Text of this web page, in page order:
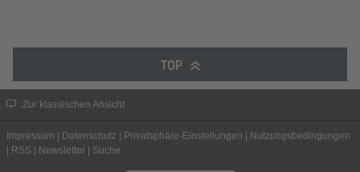
TOP
Zur klassischen Ansicht
Impressum Datenschutz Privatsphäre-Einstellungen
Nutzungsbedingungen
RSS Newsletter Suche